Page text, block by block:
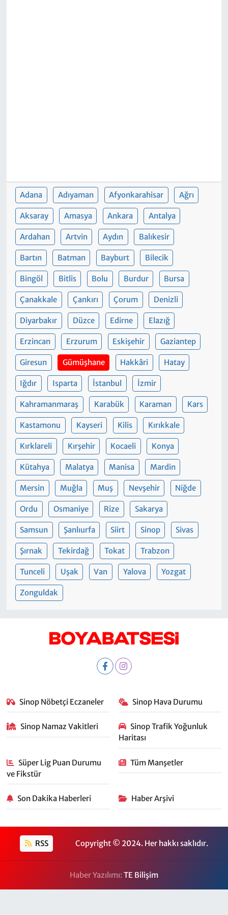
Adana Adıyaman Afyonkarahisar Ağrı
Aksaray Amasya Ankara Antalya
Ardahan Artvin Aydın Balıkesir
Bartın Batman Bayburt Bilecik
Bingöl Bitlis Bolu Burdur Bursa
Çanakkale Çankırı Çorum Denizli
Diyarbakır Düzce Edirne Elazığ
Erzincan Erzurum Eskişehir Gaziantep
Giresun Gümüşhane Hakkâri Hatay
Iğdır Isparta İstanbul İzmir
Kahramanmaraş Karabük Karaman Kars
Kastamonu Kayseri Kilis Kırıkkale
Kırklareli Kırşehir Kocaeli Konya
Kütahya Malatya Manisa Mardin
Mersin Muğla Muş Nevşehir Niğde
Ordu Osmaniye Rize Sakarya
Samsun Şanlıurfa Siirt Sinop Sivas
Şırnak Tekirdağ Tokat Trabzon
Tunceli Uşak Van Yalova Yozgat
Zonguldak
Sinop Nöbetçi Eczaneler Sinop Hava Durumu
Sinop Namaz Vakitleri
Sinop Trafik Yoğunluk
Haritası
Süper Lig Puan Durumu
ve Fikstür
Tüm Manşetler
Son Dakika Haberleri Haber Arşivi
RSS Copyright © 2024. Her hakkı saklıdır.
Haber Yazılımı:TE Bilişim